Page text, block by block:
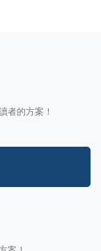
者的方案！